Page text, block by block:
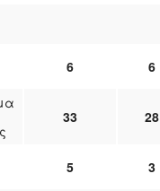
6 6
33 28
5 3